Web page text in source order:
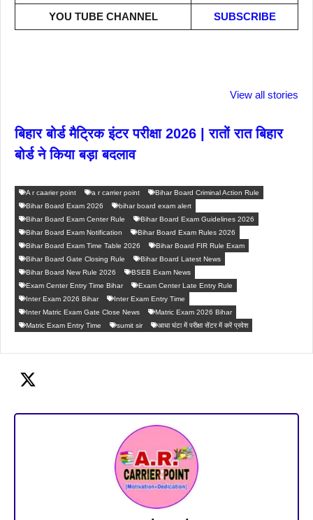
YOU TUBE CHANNEL SUBSCRIBE
View all stories
पिने के फायदे
बिहार बोर्ड मैट्रिक इंटर परीक्षा 2026 | रातों रात बिहार
बोर्ड ने किया बड़ा बदलाव
A r caarier point a r carrier point
Bihar Board Criminal Action Rule
Bihar Board Exam 2026
bihar board exam alert
Bihar Board Exam Center Rule
Bihar Board Exam Guidelines 2026
Bihar Board Exam Notification
Bihar Board Exam Rules 2026
Bihar Board Exam Time Table 2026
Bihar Board FIR Rule Exam
Bihar Board Gate Closing Rule
Bihar Board Latest News
Bihar Board New Rule 2026
BSEB Exam News
Exam Center Entry Time Bihar
Exam Center Late Entry Rule
Inter Exam 2026 Bihar
Inter Exam Entry Time
Inter Matric Exam Gate Close News
Matric Exam 2026 Bihar
Matric Exam Entry Time
sumit sir आधा घंटा में परीक्षा सेंटर में करें प्रवेश